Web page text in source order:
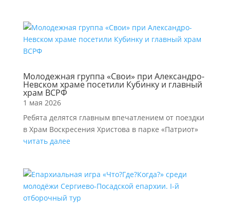
Молодежная группа «Свои» при Александро-
Невском храме посетили Кубинку и главный
храм ВСРФ
1 мая 2026
Ребята делятся главным впечатлением от поездки
в Храм Воскресения Христова в парке «Патриот»
читать далее